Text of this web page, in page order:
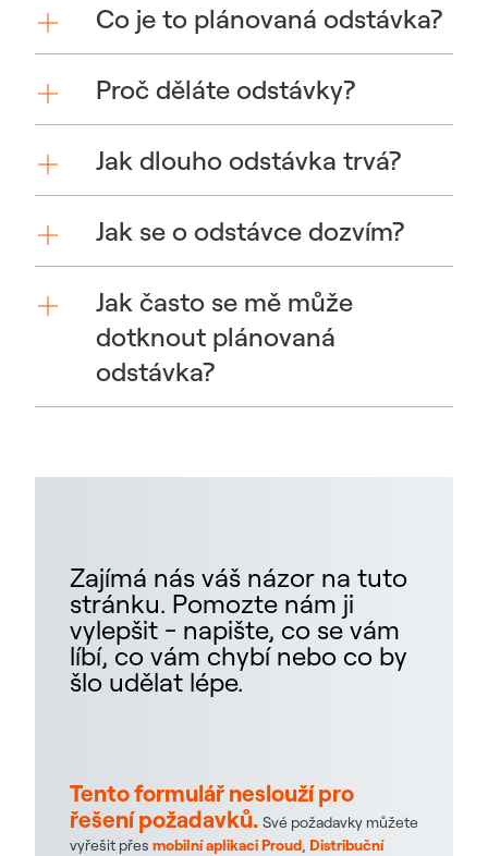
Co je to plánovaná odstávka?
Proč děláte odstávky?
Jak dlouho odstávka trvá?
Jak se o odstávce dozvím?
Jak často se mě může
dotknout plánovaná
odstávka?
Zajímá nás váš názor na tuto
stránku. Pomozte nám ji
vylepšit - napište, co se vám
líbí, co vám chybí nebo co by
šlo udělat lépe.
Tento formulář neslouží pro
řešení požadavků. Své požadavky můžete
vyřešit přes mobilní aplikaci Proud, Distribuční